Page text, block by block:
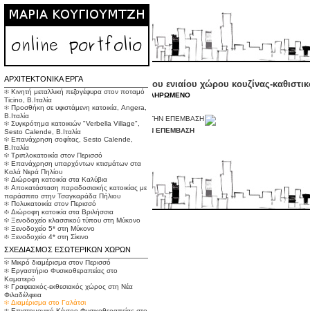
ΑΡΧΙΤΕΚΤΟΝΙΚΑ ΕΡΓΑ
፨ Κινητή μεταλλική πεζογέφυρα στον ποταμό
Ticino, Β.Ιταλία
፨ Προσθήκη σε υφιστάμενη κατοικία, Angera,
Β.Ιταλία
፨ Συγκρότημα κατοικιών "Verbella Village",
Sesto Calende, Β.Ιταλία
፨ Επανάχρηση σοφίτας, Sesto Calende,
Β.Ιταλία
፨ Τριπλοκατοικία στον Περισσό
፨ Επανάχρηση υπαρχόντων κτισμάτων στα
Καλά Νερά Πηλίου
፨ Διώροφη κατοικία στα Καλύβια
፨ Αποκατάσταση παραδοσιακής κατοικίας με
παράσπιτο στην Τσαγκαράδα Πήλιου
፨ Πολυκατοικία στον Περισσό
፨ Διώροφη κατοικία στα Βριλήσσια
፨ Ξενοδοχείο κλασσικού τύπου στη Μύκονο
፨ Ξενοδοχείο 5* στη Μύκονο
፨ Ξενοδοχείο 4* στη Σίκινο
ΣΧΕΔΙΑΣΜΟΣ ΕΣΩΤΕΡΙΚΩΝ ΧΩΡΩΝ
፨ Μικρό διαμέρισμα στον Περισσό
፨ Εργαστήριο Φυσικοθεραπείας στο
Καματερό
፨ Γραφειακός-εκθεσιακός χώρος στη Νέα
Φιλαδέλφεια
፨ Διαμέρισμα στο Γαλάτσι
2010, Γαλάτσι: Επανασχεδιασμός του ενιαίου χώρου κουζίνας-
Μελέτη εφαρμογής , Επίβλεψη.ΟΛΟΚΛΗΡΩΜΕΝΟ
Ο ΧΩΡΟΣ ΠΡΙΝ ΑΠΟ ΤΗΝ ΕΠΕΜΒΑΣΗ
Built withIndexhibit
Design bysavysok